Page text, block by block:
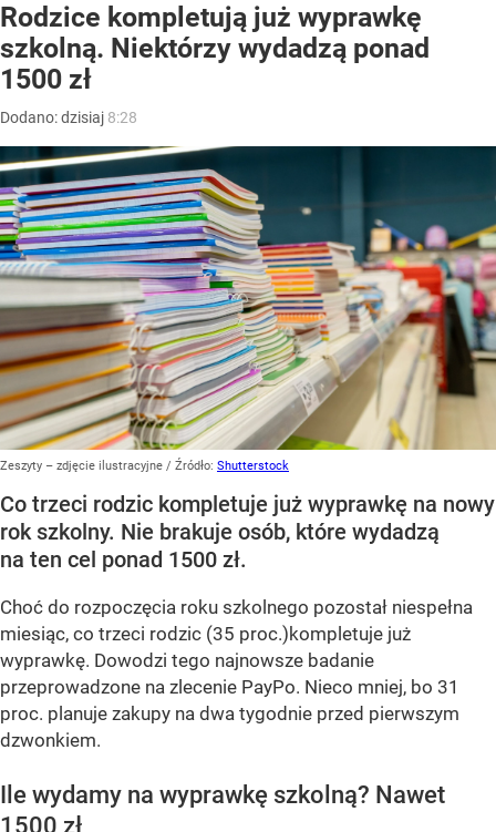
Rodzice kompletują już wyprawkę
szkolną. Niektórzy wydadzą ponad
1500 zł
Dodano:dzisiaj 8:28
Zeszyty – zdjęcie ilustracyjne / Źródło: Shutterstock
Co trzeci rodzic kompletuje już wyprawkę na nowy
rok szkolny. Nie brakuje osób, które wydadzą
na ten cel ponad 1500 zł.
Choć do rozpoczęcia roku szkolnego pozostał niespełna
miesiąc, co trzeci rodzic (35 proc.)kompletuje już
wyprawkę. Dowodzi tego najnowsze badanie
przeprowadzone na zlecenie PayPo. Nieco mniej, bo 31
proc. planuje zakupy na dwa tygodnie przed pierwszym
dzwonkiem.
Ile wydamy na wyprawkę szkolną? Nawet
1500 zł